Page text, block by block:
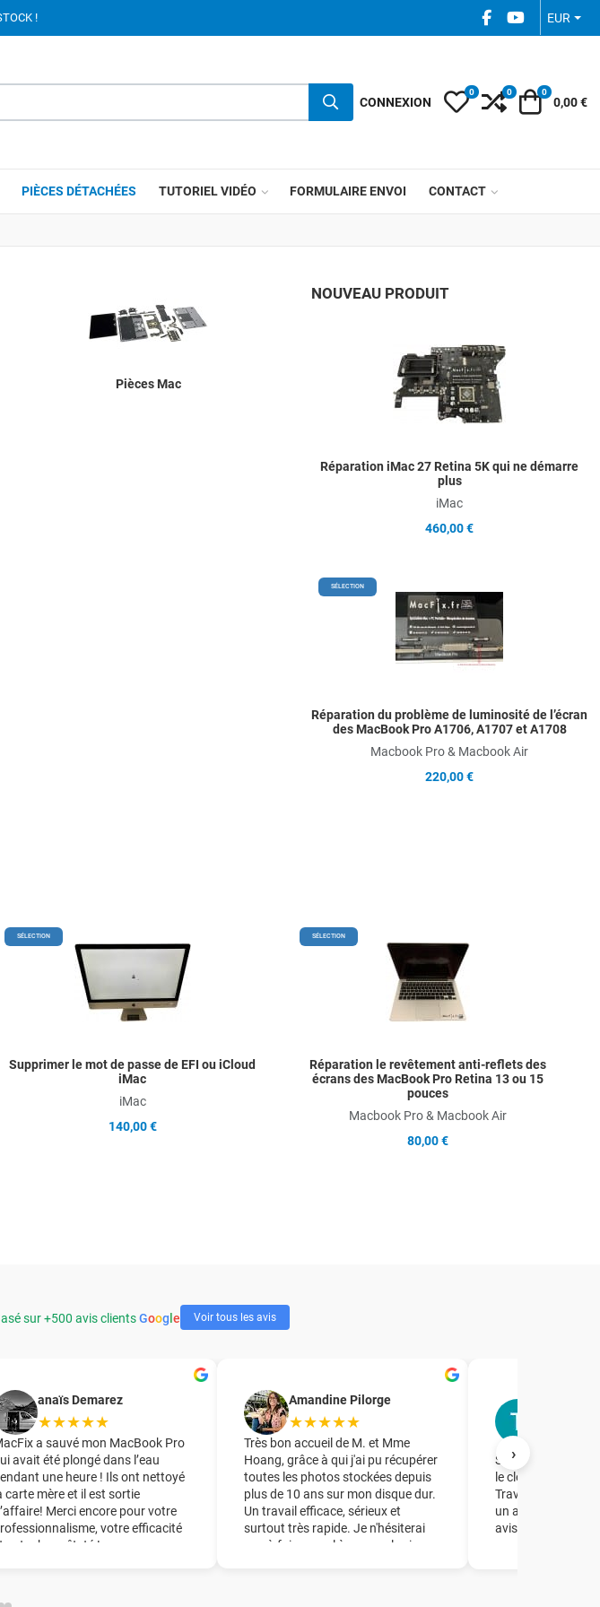
! FACEBOOK
YOUTUBE
EUR
CONNEXION My Wishlist
0 Compare
0 Votre
0
0,00 €
PIÈCES DÉTACHÉES TUTORIEL VIDÉO FORMULAIRE ENVOI CONTACT
Pièces Mac
NOUVEAU PRODUIT
Réparation iMac 27 Retina 5K qui ne démarre
plus
iMac
460,00 €
SÉLECTION
Réparation du problème de luminosité de l’écran
des MacBook Pro A1706, A1707 et A1708
Macbook Pro & Macbook Air
220,00 €
to Wishlist
SÉLECTION Add to Wishlist
Supprimer le mot de passe de EFI ou iCloud
iMac
iMac
140,00 €
SÉLECTION
Réparation le revêtement anti-reflets des
écrans des MacBook Pro Retina 13 ou 15
pouces
Macbook Pro & Macbook Air
80,00 €
›
sur +500 avis clientsGoog e Voir tous les avis
anaïs Demarez
★★★★★
a sauvé mon MacBook Pro
avait été plongé dans l’eau
une heure ! Ils ont nettoyé
carte mère et il est sortie
Merci encore pour votre
votre efficacité
et votre honnêteté !
Amandine Pilorge
★★★★★
Très bon accueil de M. et Mme
Hoang, grâce à qui j'ai pu récupérer
toutes les photos stockées depuis
plus de 10 ans sur mon disque dur.
Un travail efficace, sérieux et
surtout très rapide. Je n'hésiterai
pas à faire appel à ce couple si
Société à laquelle
le clonage d'un
Travail parfait en
un accueil de
avisés.